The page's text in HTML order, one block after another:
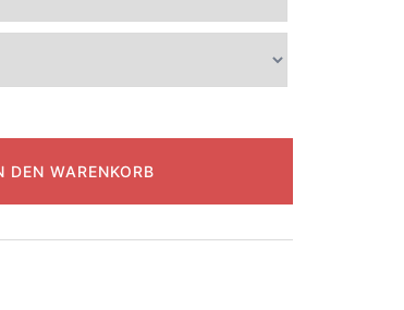
DEN WARENKORB